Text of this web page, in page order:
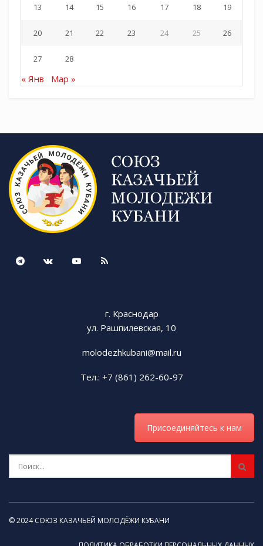
13 14 15 16 17 18 19
20 21 22 23 24 25 26
27 28
« Янв Мар »
г. Краснодар
ул. Рашпилевская, 10
molodezhkubani@mail.ru
Тел.: +7 (861) 262-60-97
Присоединяйтесь к нам
© 2024 СОЮЗ КАЗАЧЬЕЙ МОЛОДЁЖИ КУБАНИ